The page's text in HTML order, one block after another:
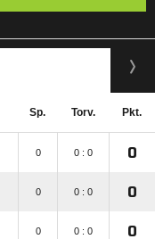
Sp. Torv. Pkt.
0 0 : 0 0
0 0 : 0 0
0 0 : 0 0